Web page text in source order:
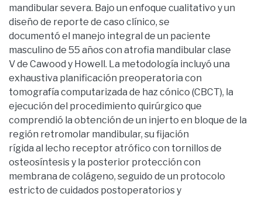
mandibular severa. Bajo un enfoque cualitativo y un
diseño de reporte de caso clínico, se
documentó el manejo integral de un paciente
masculino de 55 años con atrofia mandibular clase
V de Cawood y Howell. La metodología incluyó una
exhaustiva planificación preoperatoria con
tomografía computarizada de haz cónico (CBCT), la
ejecución del procedimiento quirúrgico que
comprendió la obtención de un injerto en bloque de la
región retromolar mandibular, su fijación
rígida al lecho receptor atrófico con tornillos de
osteosíntesis y la posterior protección con
membrana de colágeno, seguido de un protocolo
estricto de cuidados postoperatorios y